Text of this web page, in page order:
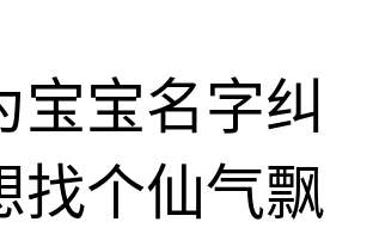
宝宝名字纠
找个仙气飘